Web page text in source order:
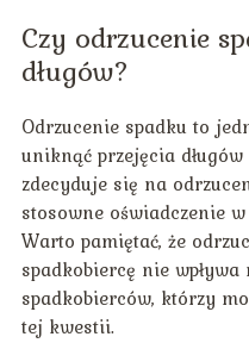
Czy odrzucenie
długów?
Odrzucenie spadku to
uniknąć przejęcia
zdecyduje się na
stosowne oświadczenie
Warto pamiętać, że
spadkobiercę nie wpływa
spadkobierców, którzy
tej kwestii.